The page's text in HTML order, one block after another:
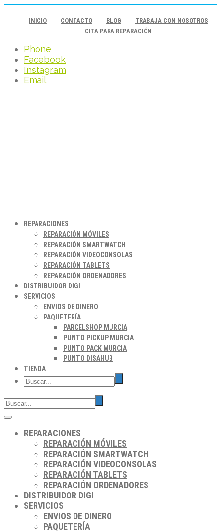
INICIO CONTACTO BLOG
TRABAJA CON NOSOTROS
CITA PARA REPARACIÓN
Phone
Facebook
Instagram
Email
REPARACIONES
REPARACIÓN MÓVILES
REPARACIÓN SMARTWATCH
REPARACIÓN VIDEOCONSOLAS
REPARACIÓN TABLETS
REPARACIÓN ORDENADORES
DISTRIBUIDOR DIGI
SERVICIOS
ENVIOS DE DINERO
PAQUETERÍA
PARCELSHOP MURCIA
PUNTO PICKUP MURCIA
PUNTO PACK MURCIA
PUNTO DISAHUB
TIENDA
REPARACIONES
REPARACIÓN MÓVILES
REPARACIÓN SMARTWATCH
REPARACIÓN VIDEOCONSOLAS
REPARACIÓN TABLETS
REPARACIÓN ORDENADORES
DISTRIBUIDOR DIGI
SERVICIOS
ENVIOS DE DINERO
PAQUETERÍA